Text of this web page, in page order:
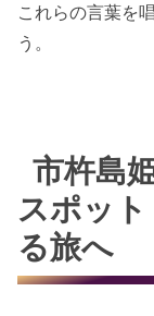
これらの言葉を
う。
市杵島
スポッ
る旅へ